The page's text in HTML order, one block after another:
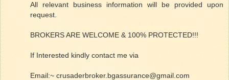
All relevant business information will be provided upon
request.
BROKERS ARE WELCOME & 100% PROTECTED!!!
If Interested kindly contact me via
Email:~ crusaderbroker.bgassurance@gmail.com